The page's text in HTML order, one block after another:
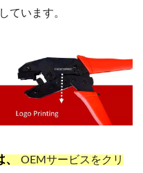
ています。
OEMサービス をクリ